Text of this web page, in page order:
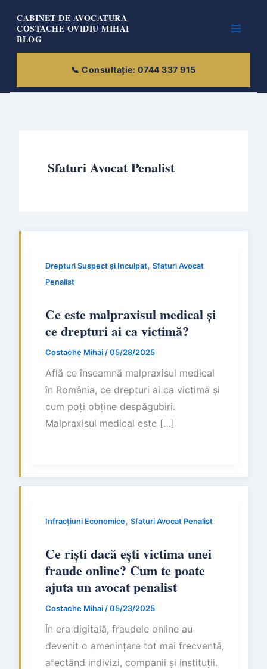
content
CABINET DE AVOCATURA
COSTACHE OVIDIU MIHAI
BLOG
Sfaturi Avocat Penalist
Drepturi Suspect și Inculpat, Sfaturi Avocat
Penalist
Ce este malpraxisul medical și
ce drepturi ai ca victimă?
Costache Mihai /05/28/2025
Află ce înseamnă malpraxisul medical
în România, ce drepturi ai ca victimă și
cum poți obține despăgubiri.
Malpraxisul medical este […]
Infracțiuni Economice, Sfaturi Avocat Penalist
Ce riști dacă ești victima unei
fraude online? Cum te poate
ajuta un avocat penalist
Costache Mihai /05/23/2025
În era digitală, fraudele online au
devenit o amenințare tot mai frecventă,
afectând indivizi, companii și instituții.